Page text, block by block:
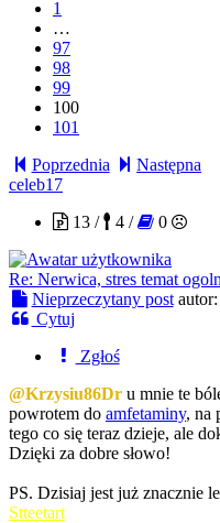
1
…
97
98
99
100
101
Poprzednia
Następna
celeb17
13 /
4 / 0
Re: Nerwica, stres temat
Nieprzeczytany post autor:
Cytuj
Zgłoś
@Krzysiu86Dr u mnie te
powrotem do amfetaminy, na
tego co się teraz dzieje, ale
Dzięki za dobre słowo!
PS. Dzisiaj jest już znacznie
Stteetart